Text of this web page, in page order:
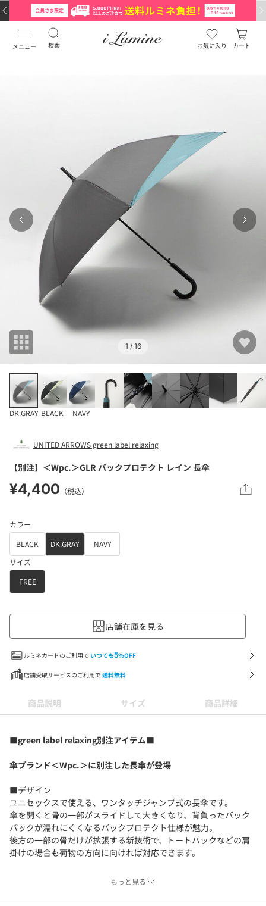
メニュー 検索 お気に入り カート
1 / 16
DK.GRAY BLACK NAVY
UNITED ARROWS green label relaxing
【別注】＜Wpc.＞GLR バックプロテクト レイン 長傘
¥4,400 （税込）
カラー
BLACK
DK.GRAY
NAVY
サイズ
FREE
店舗在庫を見る
ルミネカードのご利用で いつでも5%OFF
店舗受取サービスのご利用で 送料無料
商品説明 サイズ 商品詳細
■green label relaxing別注アイテム■
傘ブランド＜Wpc.＞に別注した長傘が登場
■デザイン
ユニセックスで使える、ワンタッチジャンプ式の長傘です。
傘を開くと骨の一部がスライドして大きくなり、背負ったバック
パックが濡れにくくなるバックプロテクト仕様が魅力。
後方の一部の骨だけが拡張する新技術で、トートバックなどの肩
掛けの場合も荷物の方向に向ければ対応できます。
もっと見る